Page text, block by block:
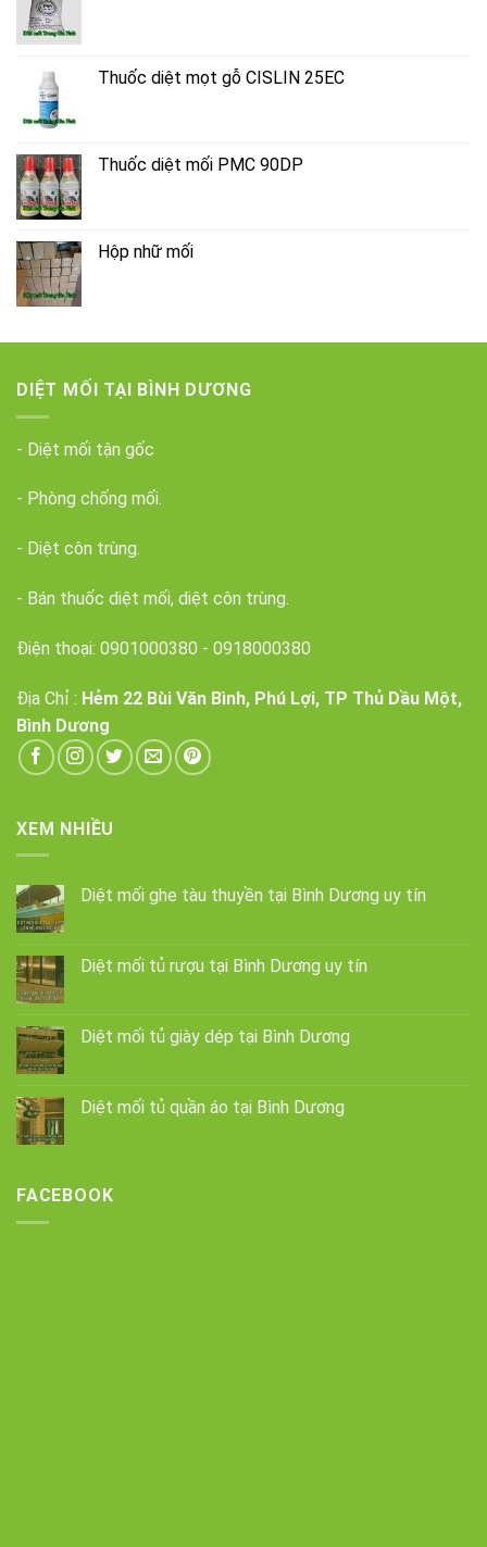
Thuốc diệt mọt gỗ CISLIN 25EC
Thuốc diệt mối PMC 90DP
Hộp nhữ mối
DIỆT MỐI TẠI BÌNH DƯƠNG
- Diệt mối tận gốc
- Phòng chống mối.
- Diệt côn trùng.
- Bán thuốc diệt mối, diệt côn trùng.
Điện thoại: 0901000380 - 0918000380
Địa Chỉ : Hẻm 22 Bùi Văn Bình, Phú Lợi, TP Thủ Dầu Một,
Bình Dương
XEM NHIỀU
Diệt mối ghe tàu thuyền tại Bình Dương uy tín
Diệt mối tủ rượu tại Bình Dương uy tín
Diệt mối tủ giày dép tại Bình Dương
Diệt mối tủ quần áo tại Bình Dương
FACEBOOK